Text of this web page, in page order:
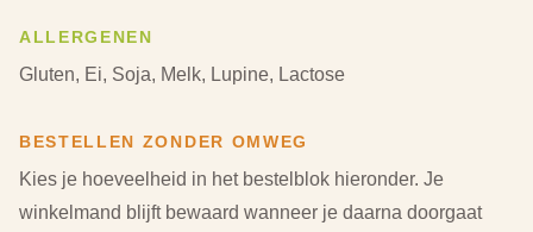
ALLERGENEN
Gluten, Ei, Soja, Melk, Lupine, Lactose
BESTELLEN ZONDER OMWEG
Kies je hoeveelheid in het bestelblok hieronder. Je
winkelmand blijft bewaard wanneer je daarna doorgaat